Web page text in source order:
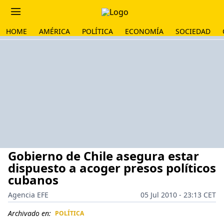
HOME AMÉRICA POLÍTICA ECONOMÍA SOCIEDAD
Gobierno de Chile asegura estar
dispuesto a acoger presos políticos
cubanos
Agencia EFE
05 Jul 2010 - 23:13 CET
Archivado en: POLÍTICA